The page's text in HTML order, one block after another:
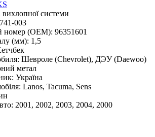
вихлопної системи
741-003
номер (OEM): 96351601
(мм): 1,5
Шевроле (Chevrolet), ДЭУ (Daewoo)
метал
Україна
Lanos, Tacuma, Sens
2001, 2002, 2003, 2004, 2000